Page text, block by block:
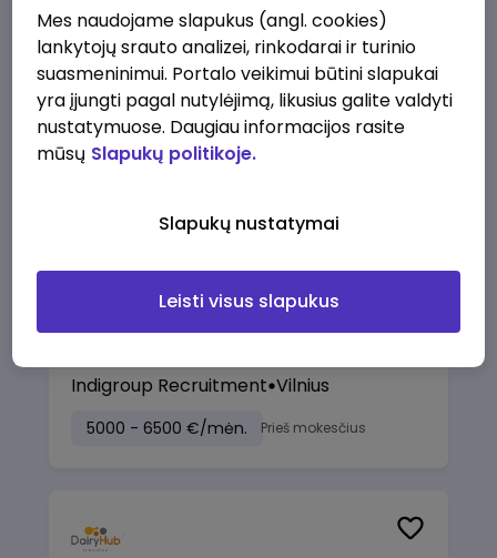
prieš 3 d.
ERP Project Manager
Indigroup Recruitment klientas Vilnius
prieš 5 d.
Indigroup Recruitment Vilnius
5000 - 6500 €/mėn. Prieš mokesčius
Mes naudojame slapukus (angl. cookies)
lankytojų srauto analizei, rinkodarai ir turinio
suasmeninimui. Portalo veikimui būtini slapukai
yra įjungti pagal nutylėjimą, likusius galite valdyti
nustatymuose. Daugiau informacijos rasite
mūsų Slapukų politikoje.
Slapukų nustatymai
Leisti visus slapukus